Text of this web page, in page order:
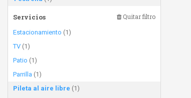
Servicios Quitar filtro
Estacionamiento (1)
TV (1)
Patio (1)
Parrilla (1)
Pileta al aire libre (1)